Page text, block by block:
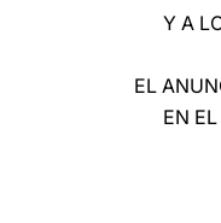
Y A
EL
EN